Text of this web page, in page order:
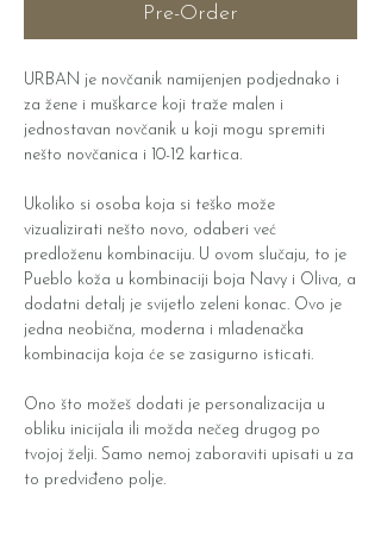
Pre-Order
URBAN je novčanik namijenjen podjednako i
za žene i muškarce koji traže malen i
jednostavan novčanik u koji mogu spremiti
nešto novčanica i 10-12 kartica.
Ukoliko si osoba koja si teško može
vizualizirati nešto novo, odaberi već
predloženu kombinaciju. U ovom slučaju, to je
Pueblo koža u kombinaciji boja Navy i Oliva, a
dodatni detalj je svijetlo zeleni konac. Ovo je
jedna neobična, moderna i mladenačka
kombinacija koja će se zasigurno isticati.
Ono što možeš dodati je personalizacija u
obliku inicijala ili možda nečeg drugog po
tvojoj želji. Samo nemoj zaboraviti upisati u za
to predviđeno polje.